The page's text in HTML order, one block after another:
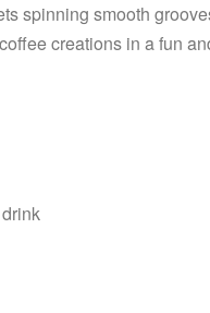
spinning smooth
creations in a fun